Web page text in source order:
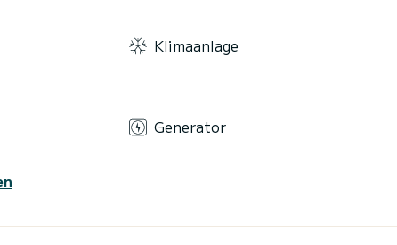
Klimaanlage
Generator